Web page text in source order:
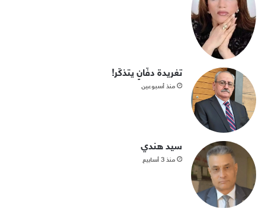
تغريدة دفّانٍ يتذكّر!
منذ أسبوعين
سيد هندي
منذ 3 أسابيع